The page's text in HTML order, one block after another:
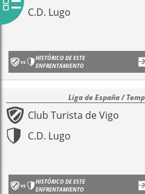
C.D. Lugo
HISTÓRICO DE ESTE
ENFRENTAMIENTO
Liga de España /
Club Turista de Vigo
C.D. Lugo
HISTÓRICO DE ESTE
ENFRENTAMIENTO